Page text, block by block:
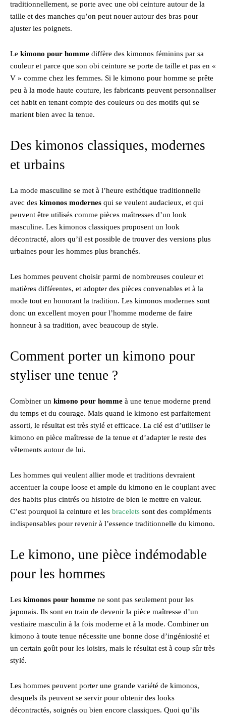
traditionnellement, se porte avec une obi ceinture autour de la
taille et des manches qu’on peut nouer autour des bras pour
ajuster les poignets.
Le kimono pour homme diffère des kimonos féminins par sa
couleur et parce que son obi ceinture se porte de taille et pas en «
V » comme chez les femmes. Si le kimono pour homme se prête
peu à la mode haute couture, les fabricants peuvent personnaliser
cet habit en tenant compte des couleurs ou des motifs qui se
marient bien avec la tenue.
Des kimonos classiques, modernes
et urbains
La mode masculine se met à l’heure esthétique traditionnelle
avec des kimonos modernes qui se veulent audacieux, et qui
peuvent être utilisés comme pièces maîtresses d’un look
masculine. Les kimonos classiques proposent un look
décontracté, alors qu’il est possible de trouver des versions plus
urbaines pour les hommes plus branchés.
Les hommes peuvent choisir parmi de nombreuses couleur et
matières différentes, et adopter des pièces convenables et à la
mode tout en honorant la tradition. Les kimonos modernes sont
donc un excellent moyen pour l’homme moderne de faire
honneur à sa tradition, avec beaucoup de style.
Comment porter un kimono pour
styliser une tenue ?
Combiner un kimono pour homme à une tenue moderne prend
du temps et du courage. Mais quand le kimono est parfaitement
assorti, le résultat est très stylé et efficace. La clé est d’utiliser le
kimono en pièce maîtresse de la tenue et d’adapter le reste des
vêtements autour de lui.
Les hommes qui veulent allier mode et traditions devraient
accentuer la coupe loose et ample du kimono en le couplant avec
des habits plus cintrés ou histoire de bien le mettre en valeur.
C’est pourquoi la ceinture et les bracelets sont des compléments
indispensables pour revenir à l’essence traditionnelle du kimono.
Le kimono, une pièce indémodable
pour les hommes
Les kimonos pour homme ne sont pas seulement pour les
japonais. Ils sont en train de devenir la pièce maîtresse d’un
vestiaire masculin à la fois moderne et à la mode. Combiner un
kimono à toute tenue nécessite une bonne dose d’ingéniosité et
un certain goût pour les loisirs, mais le résultat est à coup sûr très
stylé.
Les hommes peuvent porter une grande variété de kimonos,
desquels ils peuvent se servir pour obtenir des looks
décontractés, soignés ou bien encore classiques. Quoi qu’ils